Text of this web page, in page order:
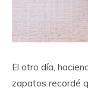
El otro día,
zapatos recordé